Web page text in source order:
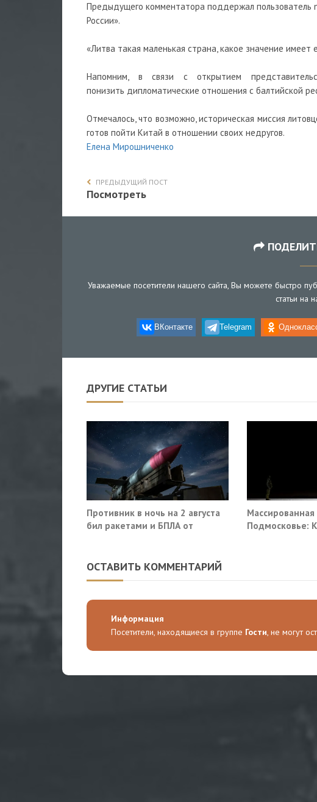
Предыдущего комментатора поддержал пользователь
России».
«Литва такая маленькая страна, какое значение
Напомним, в связи с открытием
понизить дипломатические отношения с балтийской
Отмечалось, что возможно, историческая миссия
готов пойти Китай в отношении своих недругов.
Елена Мирошниченко
ПРЕДЫДУЩИЙ ПОСТ
Посмотреть
Уважаемые посетители нашего сайта, Вы можете быстро
статьи на
ВКонтакте Telegram
ДРУГИЕ СТАТЬИ
Противник в ночь на 2 августа
бил ракетами и БПЛА от
Массированная
Подмосковье:
ОСТАВИТЬ КОММЕНТАРИЙ
Информация
Посетители, находящиеся в группе Гости, не могут